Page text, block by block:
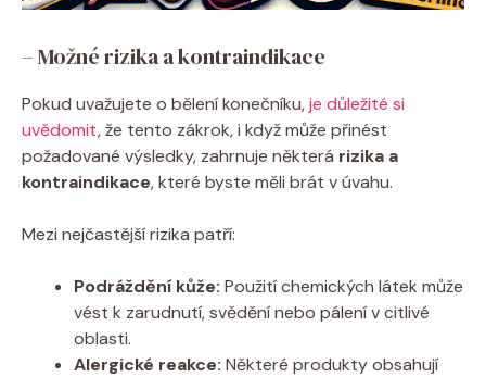
– Možné rizika a kontraindikace
Pokud uvažujete o bělení konečníku,je důležité si
uvědomit, že tento zákrok, i když může přinést
požadované výsledky, zahrnuje některá rizika a
kontraindikace, které byste měli brát v úvahu.
Mezi nejčastější rizika patří:
Podráždění kůže: Použití chemických látek může
vést k zarudnutí, svědění nebo pálení v citlivé
oblasti.
Alergické reakce: Některé produkty obsahují